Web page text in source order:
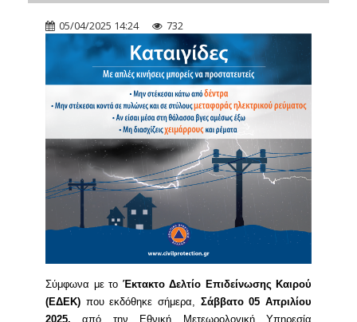
05/04/2025 14:24 732
Σύμφωνα με το Έκτακτο Δελτίο Επιδείνωσης Καιρού
(ΕΔΕΚ) που εκδόθηκε σήμερα, Σάββατο 05 Απριλίου
2025, από την Εθνική Μετεωρολογική Υπηρεσία